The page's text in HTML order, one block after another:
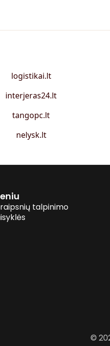
logistikai.lt
interjeras24.lt
tangopc.lt
nelysk.lt
talpinimo
©